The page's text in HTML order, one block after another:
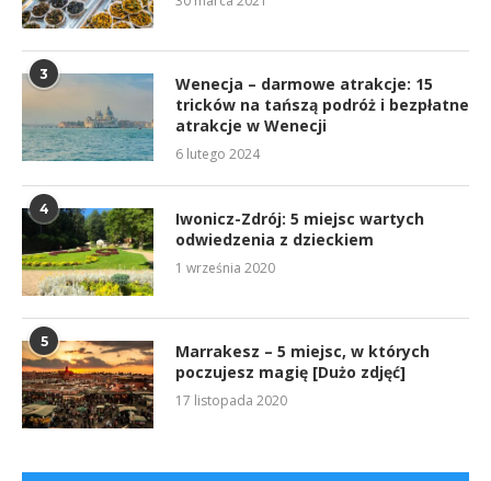
3
Wenecja – darmowe atrakcje: 15
tricków na tańszą podróż i bezpłatne
atrakcje w Wenecji
6 lutego 2024
4
Iwonicz-Zdrój: 5 miejsc wartych
odwiedzenia z dzieckiem
1 września 2020
5
Marrakesz – 5 miejsc, w których
poczujesz magię [Dużo zdjęć]
17 listopada 2020